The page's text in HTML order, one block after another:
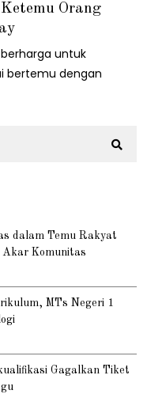
Orang
untuk
bertemu dengan
dalam Temu Rakyat
Komunitas
MTs Negeri 1
Gagalkan Tiket